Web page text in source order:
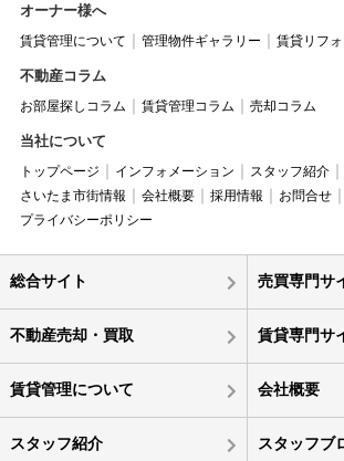
オーナー様へ
賃貸管理について 管理物件ギャラリー 賃貸リフ
不動産コラム
お部屋探しコラム 賃貸管理コラム 売却コラム
当社について
トップページ インフォメーション スタッフ紹介
さいたま市街情報
会社概要 採用情報
お問合せ
プライバシーポリシー
総合サイト 売買専門サ
不動産売却・買取 賃貸専門サ
賃貸管理について 会社概要
スタッフ紹介 スタッフブ